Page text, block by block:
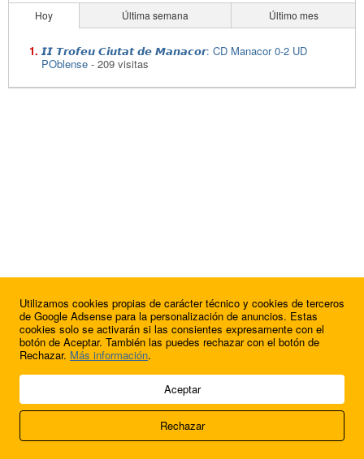
Hoy Última semana Último mes
𝙄𝙄 𝙏𝙧𝙤𝙛𝙚𝙪 𝘾𝙞𝙪𝙩𝙖𝙩 𝙙𝙚 𝙈𝙖𝙣𝙖𝙘𝙤𝙧: CD Manacor 0-2 UD
POblense - 209 visitas
© 2009 - 2026 Soluciones Corporativas IP, SL.
Acerca de nosotros
FútbolBalear
Utilizamos cookies propias de carácter técnico y cookies de terceros
de Google Adsense para la personalización de anuncios. Estas
cookies solo se activarán si las consientes expresamente con el
botón de Aceptar. También las puedes rechazar con el botón de
Rechazar. Más información.
Aceptar
Rechazar